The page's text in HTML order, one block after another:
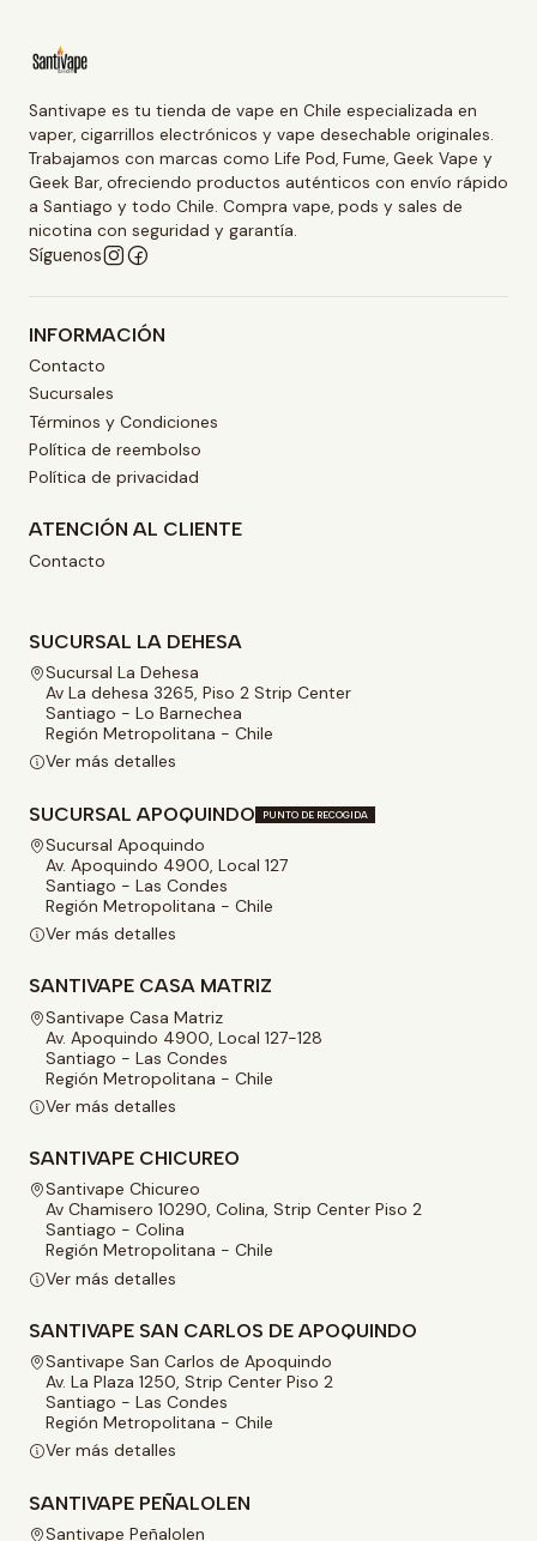
Santivape es tu tienda de vape en Chile especializada en
vaper, cigarrillos electrónicos y vape desechable originales.
Trabajamos con marcas como Life Pod, Fume, Geek Vape y
Geek Bar, ofreciendo productos auténticos con envío rápido
a Santiago y todo Chile. Compra vape, pods y sales de
nicotina con seguridad y garantía.
Síguenos
INFORMACIÓN
Contacto
Sucursales
Términos y Condiciones
Política de reembolso
Política de privacidad
ATENCIÓN AL CLIENTE
Contacto
SUCURSAL LA DEHESA
Sucursal La Dehesa
Av La dehesa 3265, Piso 2 Strip Center
Santiago - Lo Barnechea
Región Metropolitana - Chile
Ver más detalles
SUCURSAL APOQUINDO PUNTO DE RECOGIDA
Sucursal Apoquindo
Av. Apoquindo 4900, Local 127
Santiago - Las Condes
Región Metropolitana - Chile
Ver más detalles
SANTIVAPE CASA MATRIZ
Santivape Casa Matriz
Av. Apoquindo 4900, Local 127-128
Santiago - Las Condes
Región Metropolitana - Chile
Ver más detalles
SANTIVAPE CHICUREO
Santivape Chicureo
Av Chamisero 10290, Colina, Strip Center Piso 2
Santiago - Colina
Región Metropolitana - Chile
Ver más detalles
SANTIVAPE SAN CARLOS DE APOQUINDO
Santivape San Carlos de Apoquindo
Av. La Plaza 1250, Strip Center Piso 2
Santiago - Las Condes
Región Metropolitana - Chile
Ver más detalles
SANTIVAPE PEÑALOLEN
Santivape Peñalolen